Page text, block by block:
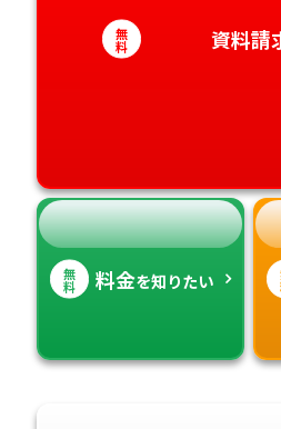
愛知県
香川県
宮崎県
無
料 資料請
無
料 料金を知りたい